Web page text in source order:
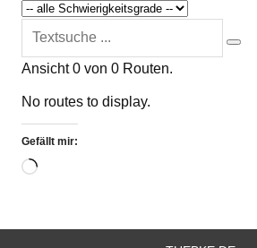
Ansicht 0 von 0 Routen.
No routes to display.
Gefällt mir:
Wird